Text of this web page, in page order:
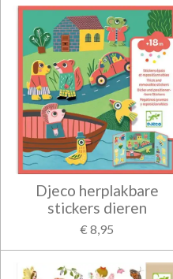
Djeco herplakbare
stickers dieren
€ 8,95